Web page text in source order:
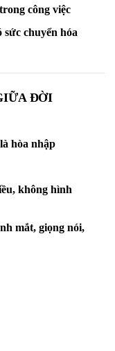
công việc
chuyển hóa
ĐỜI
hòa nhập
không hình
mắt, giọng nói,